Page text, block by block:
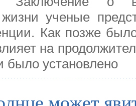
жизни ученые
Как позже
на
было установлено